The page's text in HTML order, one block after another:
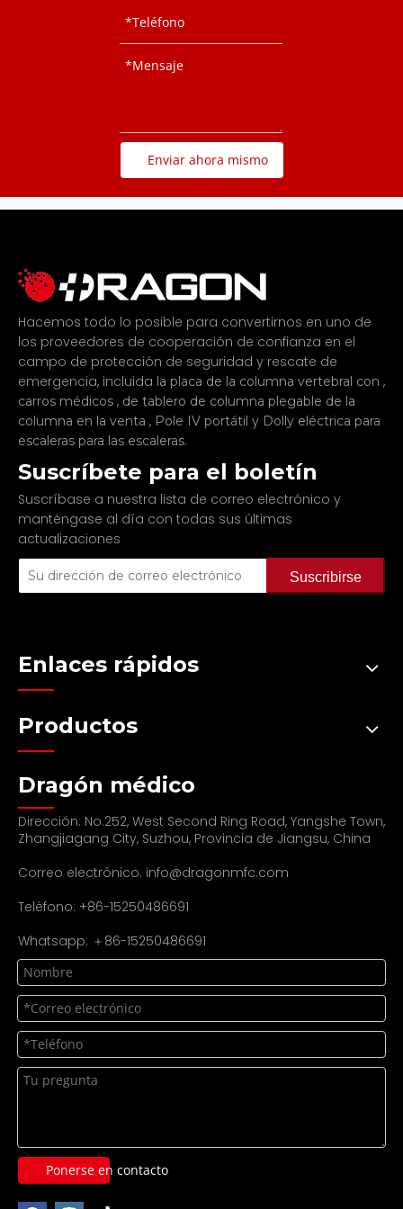
Enviar ahora mismo
Hacemos todo lo posible para convertirnos en uno de
los proveedores de cooperación de confianza en el
campo de protección de seguridad y rescate de
emergencia, incluida la placa de la columna vertebral con ,
carros médicos , de tablero de columna plegable de la
columna en la venta , Pole IV portátil y Dolly eléctrica para
escaleras para las escaleras.
Suscríbete para el boletín
Suscríbase a nuestra lista de correo electrónico y
manténgase al día con todas sus últimas
actualizaciones
Suscribirse
Enlaces rápidos
Productos
Dragón médico
Dirección: No.252, West Second Ring Road, Yangshe Town,
Zhangjiagang City, Suzhou, Provincia de Jiangsu, China
Correo electrónico: info@dragonmfc.com
Teléfono: +86-15250486691
Whatsapp: ＋86-15250486691
Ponerse en contacto